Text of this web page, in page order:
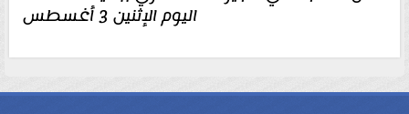
اليوم الإثنين 3 أغسطس